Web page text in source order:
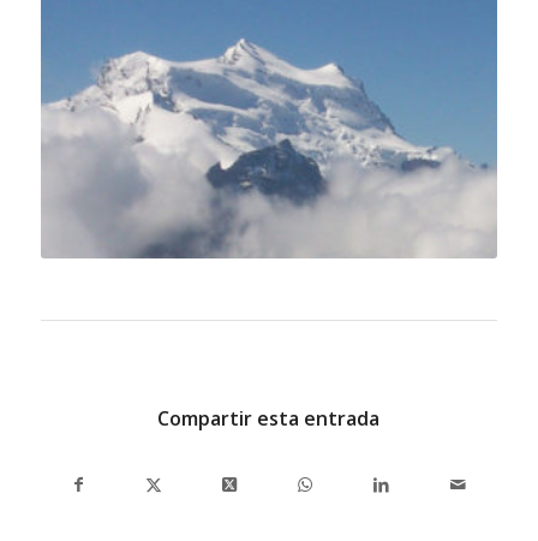
Compartir esta entrada